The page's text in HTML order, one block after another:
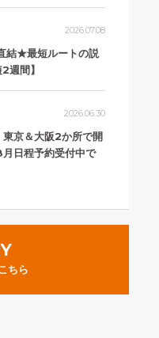
2026.07.08
結★最短ルートの説
週間】
2026.06.30
京＆大阪2か所で開
日程予約受付中で
ちら